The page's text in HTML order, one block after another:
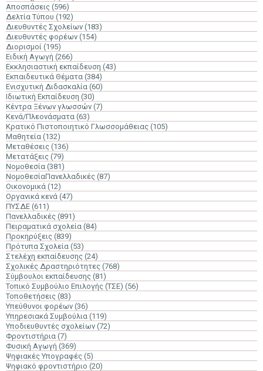
Αποσπάσεις (596)
Δελτία Τύπου (192)
Διευθυντές Σχολείων (183)
Διευθυντές φορέων (154)
Διορισμοί (195)
Ειδική Αγωγή (266)
Εκκλησιαστική εκπαίδευση (43)
Εκπαιδευτικά Θέματα (384)
Ενισχυτική Διδασκαλία (60)
Ιδιωτική Εκπαίδευση (30)
Κέντρα Ξένων γλωσσών (7)
Κενά/Πλεονάσματα (63)
Κρατικό Πιστοποιητικό Γλωσσομάθειας (105)
Μαθητεία (132)
Μεταθέσεις (136)
Μετατάξεις (79)
Νομοθεσία (381)
ΝομοθεσίαΠανελλαδικές (87)
Οικονομικά (12)
Οργανικά κενά (47)
ΠΥΣΔΕ (611)
Πανελλαδικές (891)
Πειραματικά σχολεία (84)
Προκηρύξεις (839)
Πρότυπα Σχολεία (53)
Στελέχη εκπαίδευσης (24)
Σχολικές Δραστηριότητες (768)
Σύμβουλοι εκπαίδευσης (81)
Τοπικό Συμβούλιο Επιλογής (ΤΣΕ) (56)
Τοποθετήσεις (83)
Υπεύθυνοι φορέων (36)
Υπηρεσιακά Συμβούλια (119)
Υποδιευθυντές σχολείων (72)
Φροντιστήρια (7)
Φυσική Αγωγή (369)
Ψηφιακές Υπογραφές (5)
Ψηφιακό φροντιστήριο (20)